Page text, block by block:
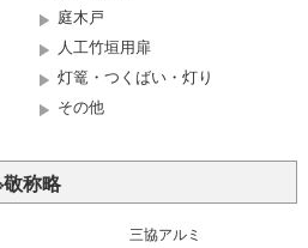
庭木戸
人工竹垣用扉
灯篭・つくばい・灯り
その他
称略
三協アルミ